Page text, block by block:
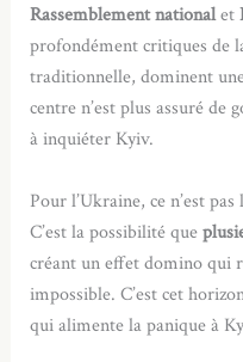
Rassemblement nationalet
profondément critiques de
traditionnelle, dominent
centre n’est plus assuré
à inquiéter Kyiv.
Pour l’Ukraine, ce n’est
C’est la possibilité que
créant un effet domino qui
impossible. C’est cet
qui alimente la panique à